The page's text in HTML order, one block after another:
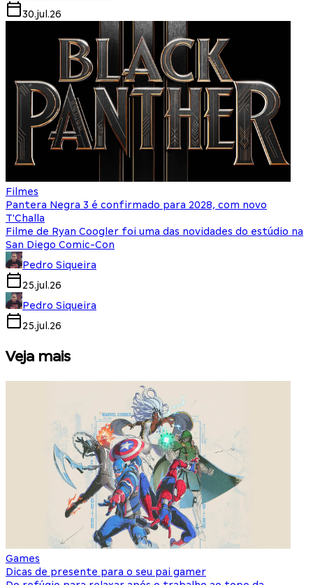
30.jul.26
Filmes
Pantera Negra 3 é confirmado para 2028, com novo
T'Challa
Filme de Ryan Coogler foi uma das novidades do estúdio na
San Diego Comic-Con
Pedro Siqueira
25.jul.26
Pedro Siqueira
25.jul.26
Veja mais
Games
Dicas de presente para o seu pai gamer